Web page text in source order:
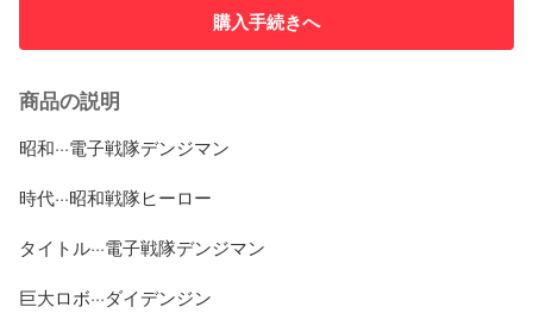
購入手続きへ
商品の説明
昭和···電子戦隊デンジマン
時代···昭和戦隊ヒーロー
タイトル···電子戦隊デンジマン
巨大ロボ···ダイデンジン